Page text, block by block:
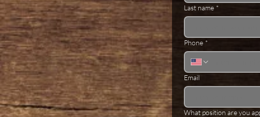
Last name *
Phone *
Email
What position are you